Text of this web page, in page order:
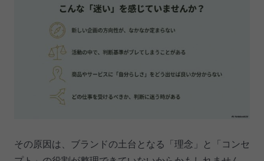
その原因は、ブランドの土台となる「理念」と「コンセ